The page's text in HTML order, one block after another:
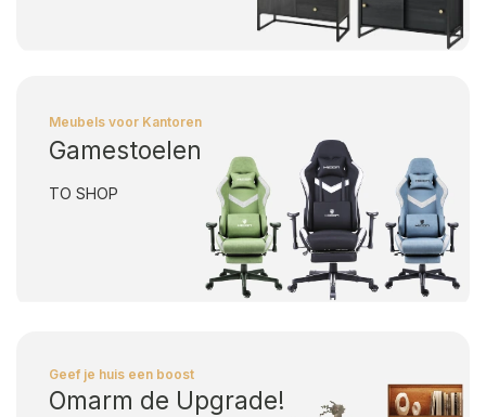
Meubels voor Kantoren
Gamestoelen
TO SHOP
Geef je huis een boost
Omarm de Upgrade!